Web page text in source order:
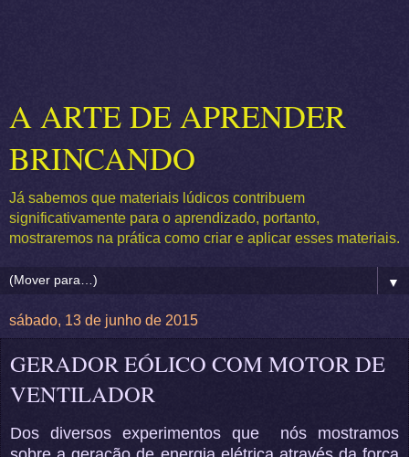
A ARTE DE APRENDER
BRINCANDO
Já sabemos que materiais lúdicos contribuem
significativamente para o aprendizado, portanto,
mostraremos na prática como criar e aplicar esses materiais.
▼
sábado, 13 de junho de 2015
GERADOR EÓLICO COM MOTOR DE
VENTILADOR
Dos diversos experimentos que nós mostramos